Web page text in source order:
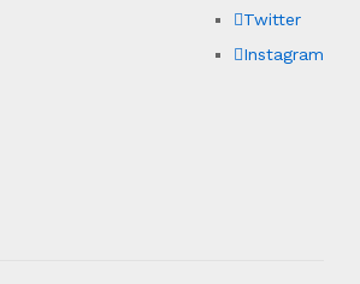
Twitter
Instagram